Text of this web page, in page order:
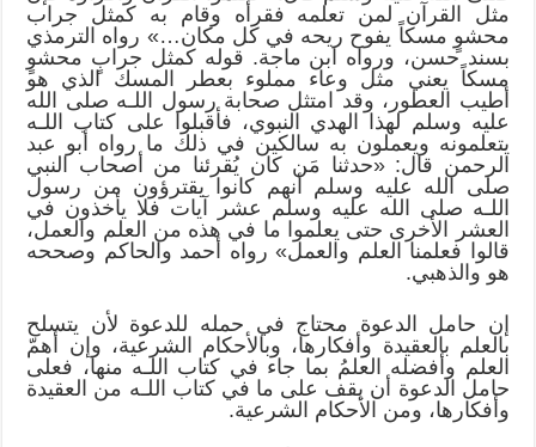
مثل القرآن لمن تعلمه فقرأه وقام به كمثل جراب
محشوٍ مسكاً يفوح ريحه في كل مكان…» رواه الترمذي
بسند حسن، ورواه ابن ماجة. قوله كمثل جرابٍ محشوٍ
مسكاً يعني مثل وعاء مملوء بعطر المسك الذي هو
أطيب العطور، وقد امتثل صحابة رسول اللـه صلى الله
عليه وسلم لهذا الهدي النبوي، فأقبلوا على كتاب اللـه
يتعلمونه ويعملون به سالكين في ذلك ما رواه أبو عبد
الرحمن قال: «حدثنا مَن كان يُقرئنا من أصحاب النبي
صلى الله عليه وسلم أنهم كانوا يقترؤون من رسول
اللـه صلى الله عليه وسلم عشر آيات فلا يأخذون في
العشر الأخرى حتى يعلموا ما في هذه من العلم والعمل،
قالوا فعلمنا العلم والعمل» رواه أحمد والحاكم وصححه
هو والذهبي.
إن حامل الدعوة محتاج في حمله للدعوة لأن يتسلح
بالعلم بالعقيدة وأفكارها، وبالأحكام الشرعية، وإن أهمّ
العلم وأفضله العلمُ بما جاء في كتاب اللـه منها، فعلى
حامل الدعوة أن يقف على ما في كتاب اللـه من العقيدة
وأفكارها، ومن الأحكام الشرعية.